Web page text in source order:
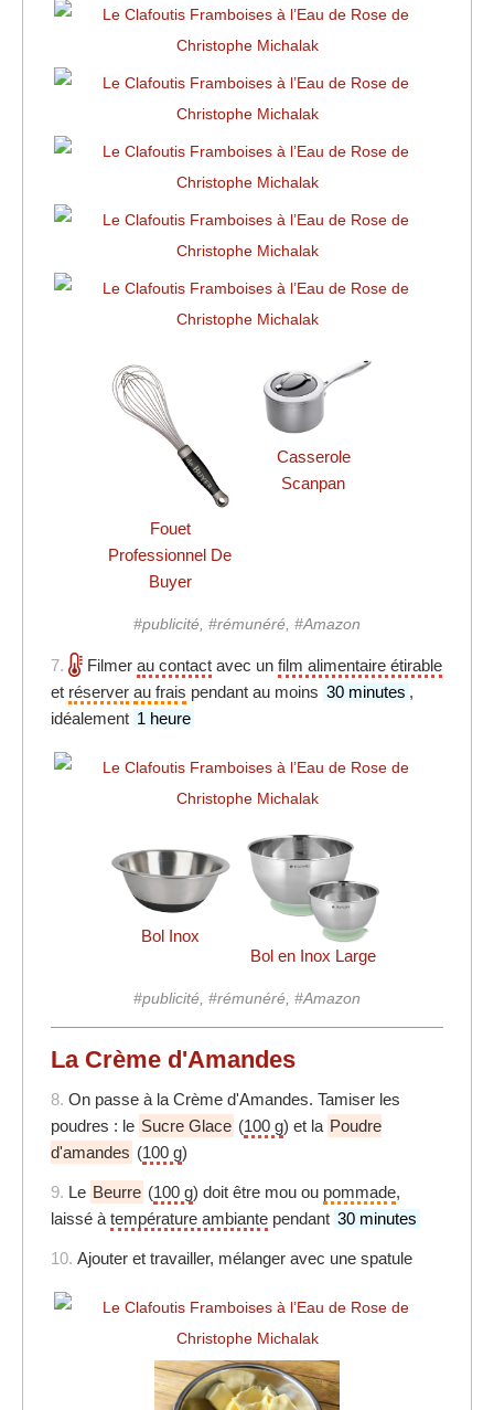
Fouet
Professionnel De
Buyer
Casserole
Scanpan
#publicité, #rémunéré, #Amazon
7. Filmer au contact avec un film alimentaire étirable
et réserver au frais pendant au moins 30 minutes ,
idéalement 1 heure
Bol Inox
Bol en Inox Large
#publicité, #rémunéré, #Amazon
La Crème d'Amandes
8. On passe à la Crème d'Amandes. Tamiser les
poudres : le Sucre Glace (100 g) et la Poudre
d'amandes (100 g)
9. Le Beurre (100 g) doit être mou ou pommade,
laissé à température ambiante pendant 30 minutes
10. Ajouter et travailler, mélanger avec une spatule